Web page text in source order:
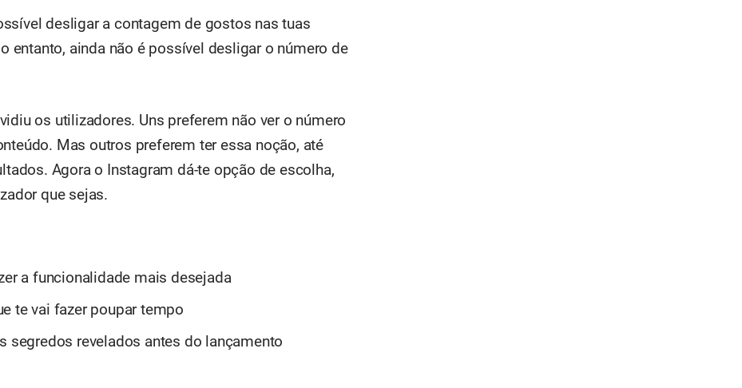
desligar a contagem de gostos nas tuas
entanto, ainda não é possível desligar o número de
os utilizadores. Uns preferem não ver o número
Mas outros preferem ter essa noção, até
Agora o Instagram dá-te opção de escolha,
que sejas.
a funcionalidade mais desejada
te vai fazer poupar tempo
segredos revelados antes do lançamento